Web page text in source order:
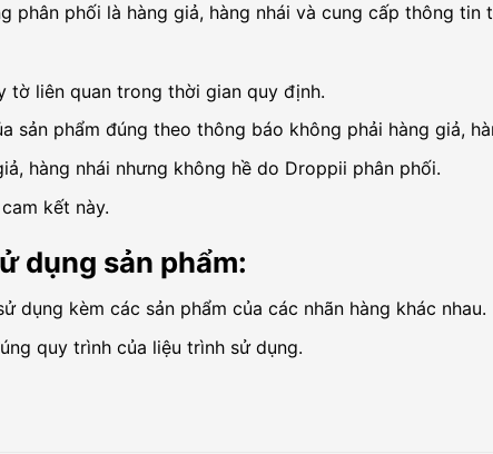
phân phối là hàng giả, hàng nhái và cung cấp thông
tờ liên quan trong thời gian quy định.
sản phẩm đúng theo thông báo không phải hàng giả,
hàng nhái nhưng không hề do Droppii phân phối.
kết này.
dụng sản phẩm:
dụng kèm các sản phẩm của các nhãn hàng khác nhau.
quy trình của liệu trình sử dụng.